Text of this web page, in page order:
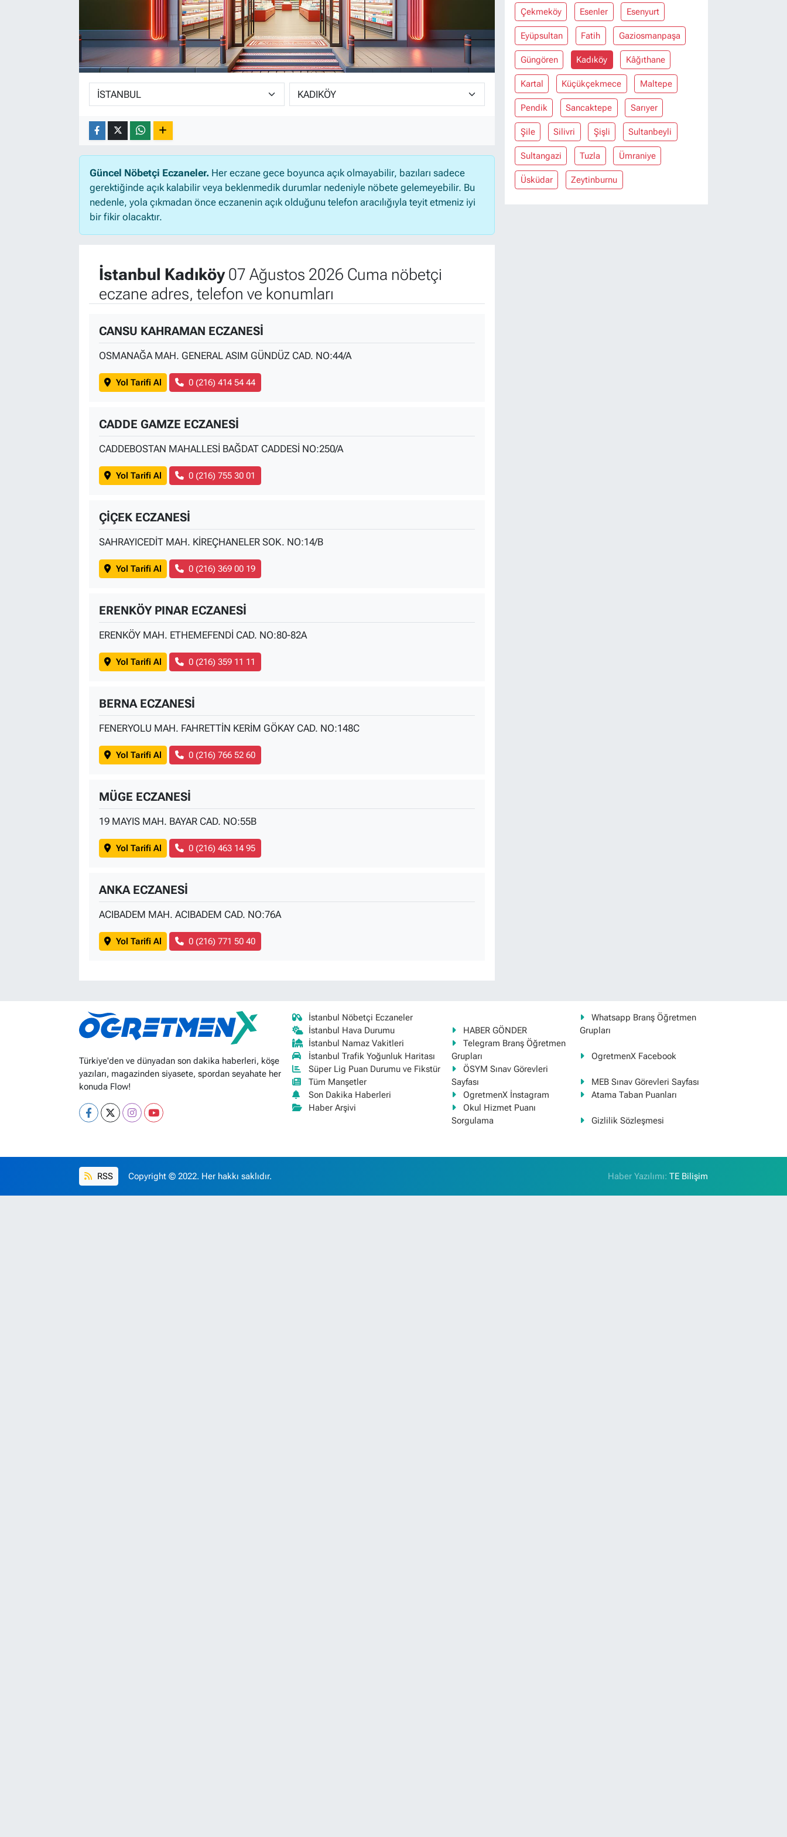
Güncel Nöbetçi Eczaneler.Her eczane gece boyunca açık olmayabilir, bazıları sadece
gerektiğinde açık kalabilir veya beklenmedik durumlar nedeniyle nöbete gelemeyebilir. Bu
nedenle, yola çıkmadan önce eczanenin açık olduğunu telefon aracılığıyla teyit etmeniz iyi
bir fikir olacaktır.
İstanbul Kadıköy07 Ağustos 2026 Cuma nöbetçi
eczane adres, telefon ve konumları
CANSU KAHRAMAN ECZANESİ
OSMANAĞA MAH. GENERAL ASIM GÜNDÜZ CAD. NO:44/A
Yol Tarifi Al 0 (216) 414 54 44
CADDE GAMZE ECZANESİ
CADDEBOSTAN MAHALLESİ BAĞDAT CADDESİ NO:250/A
Yol Tarifi Al 0 (216) 755 30 01
ÇİÇEK ECZANESİ
SAHRAYICEDİT MAH. KİREÇHANELER SOK. NO:14/B
Yol Tarifi Al 0 (216) 369 00 19
ERENKÖY PINAR ECZANESİ
ERENKÖY MAH. ETHEMEFENDİ CAD. NO:80-82A
Yol Tarifi Al 0 (216) 359 11 11
BERNA ECZANESİ
FENERYOLU MAH. FAHRETTİN KERİM GÖKAY CAD. NO:148C
Yol Tarifi Al 0 (216) 766 52 60
MÜGE ECZANESİ
19 MAYIS MAH. BAYAR CAD. NO:55B
Yol Tarifi Al 0 (216) 463 14 95
ANKA ECZANESİ
ACIBADEM MAH. ACIBADEM CAD. NO:76A
Yol Tarifi Al 0 (216) 771 50 40
Çekmeköy Esenler Esenyurt
Eyüpsultan Fatih Gaziosmanpaşa
Güngören Kadıköy Kâğıthane
Kartal Küçükçekmece Maltepe
Pendik Sancaktepe Sarıyer
Şile Silivri Şişli Sultanbeyli
Sultangazi Tuzla Ümraniye
Üsküdar Zeytinburnu
Türkiye'den ve dünyadan son dakika haberleri, köşe
yazıları, magazinden siyasete, spordan seyahate her
konuda Flow!
İstanbul Nöbetçi Eczaneler
İstanbul Hava Durumu
İstanbul Namaz Vakitleri
İstanbul Trafik Yoğunluk Haritası
Süper Lig Puan Durumu ve Fikstür
Tüm Manşetler
Son Dakika Haberleri
Haber Arşivi
HABER GÖNDER
Whatsapp Branş Öğretmen
Grupları
Telegram Branş Öğretmen
Grupları
OgretmenX Facebook
ÖSYM Sınav Görevleri
Sayfası
MEB Sınav Görevleri Sayfası
OgretmenX İnstagram
Atama Taban Puanları
Okul Hizmet Puanı
Sorgulama
Gizlilik Sözleşmesi
RSS Copyright © 2022. Her hakkı saklıdır. Haber Yazılımı:TE Bilişim